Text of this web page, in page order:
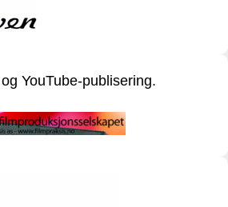
YouTube-publisering.